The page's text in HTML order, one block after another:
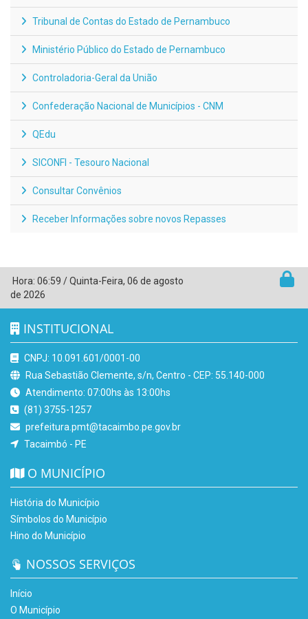
Tribunal de Contas do Estado de Pernambuco
Ministério Público do Estado de Pernambuco
Controladoria-Geral da União
Confederação Nacional de Municípios - CNM
QEdu
SICONFI - Tesouro Nacional
Consultar Convênios
Receber Informações sobre novos Repasses
Hora: 06:59 /Quinta-Feira, 06 de agosto
de 2026
INSTITUCIONAL
CNPJ: 10.091.601/0001-00
Rua Sebastião Clemente, s/n, Centro - CEP: 55.140-000
Atendimento: 07:00hs às 13:00hs
(81) 3755-1257
prefeitura.pmt@tacaimbo.pe.gov.br
Tacaimbó - PE
O MUNICÍPIO
História do Município
Símbolos do Município
Hino do Município
NOSSOS SERVIÇOS
Início
O Município